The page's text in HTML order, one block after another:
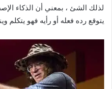
لذلك الشئ ، بمعني أن الذكاء
يتوقع رده فعله أو رأيه فهو يتكلم